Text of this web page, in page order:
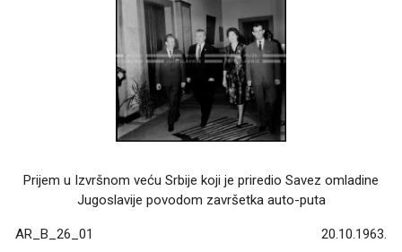
Prijem u Izvršnom veću Srbije koji je priredio Savez omladine
Jugoslavije povodom završetka auto-puta
AR_B_26_01 20.10.1963.